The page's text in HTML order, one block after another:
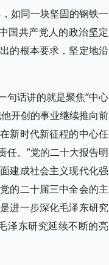
如同一块坚固的钢铁一
国共产党人的政治坚定
的根本要求，坚定地沿
句话讲的就是聚焦“中心
开创的事业继续推向前
新时代新征程的中心任
任。”党的二十大报告明
建成社会主义现代化强
的二十届三中全会的主
进一步深化毛泽东研究
泽东研究延续不断的亮